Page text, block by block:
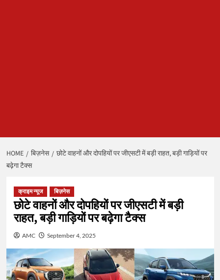
HOME बिज़नेस
छोटे वाहनों और दोपहियों पर जीएसटी में बड़ी राहत, बड़ी गाड़ियों पर
बढ़ेगा टैक्स
क्राइम न्यूज बिज़नेस
छोटे वाहनों और दोपहियों पर जीएसटी में बड़ी
राहत, बड़ी गाड़ियों पर बढ़ेगा टैक्स
AMC September 4, 2025